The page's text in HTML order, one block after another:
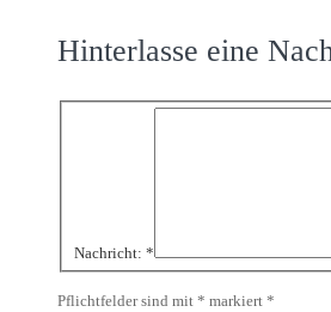
Hinterlasse eine
Nachricht: *
Pflichtfelder sind mit * markiert *